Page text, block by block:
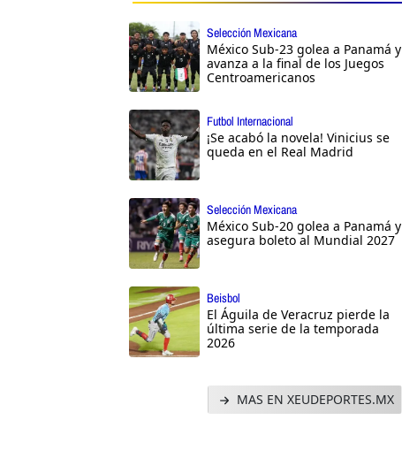
Selección Mexicana
México Sub-23 golea a Panamá y
avanza a la final de los Juegos
Centroamericanos
Futbol Internacional
¡Se acabó la novela! Vinicius se
queda en el Real Madrid
Selección Mexicana
México Sub-20 golea a Panamá y
asegura boleto al Mundial 2027
Beisbol
El Águila de Veracruz pierde la
última serie de la temporada
2026
MAS EN XEUDEPORTES.MX